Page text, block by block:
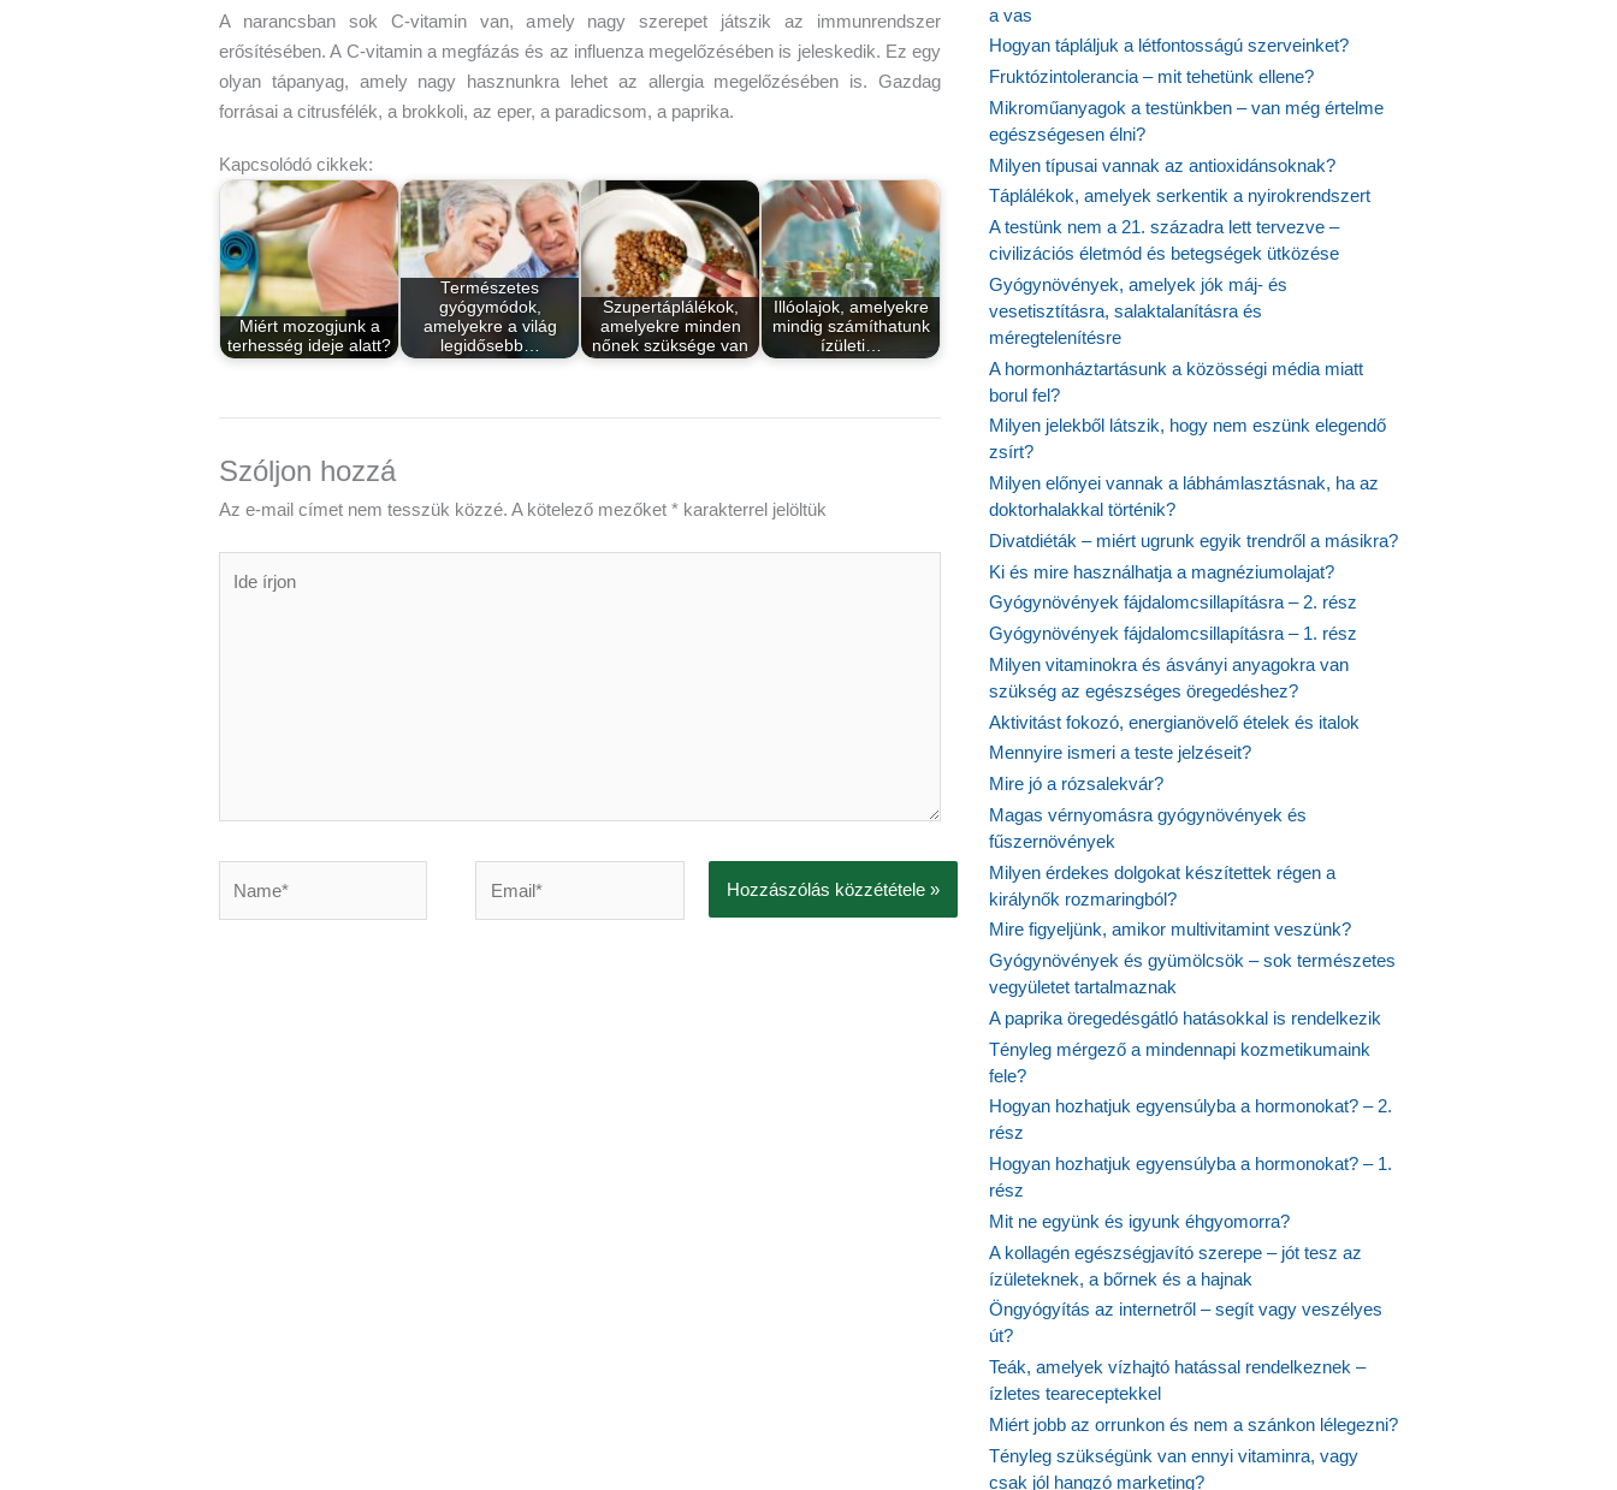
A narancsban sok C-vitamin van, amely nagy szerepet játszik az immunrendszer
erősítésében. A C-vitamin a megfázás és az influenza megelőzésében is jeleskedik. Ez egy
olyan tápanyag, amely nagy hasznunkra lehet az allergia megelőzésében is. Gazdag
forrásai a citrusfélék, a brokkoli, az eper, a paradicsom, a paprika.
Kapcsolódó cikkek:
Miért mozogjunk a
terhesség ideje alatt?
Természetes
gyógymódok,
amelyekre a világ
legidősebb…
Szupertáplálékok,
amelyekre minden
nőnek szüksége van
Illóolajok, amelyekre
mindig számíthatunk
ízületi…
Szóljon hozzá
Az e-mail címet nem tesszük közzé. A kötelező mezőket * karakterrel jelöltük
a vas
Hogyan tápláljuk a létfontosságú szerveinket?
Fruktózintolerancia – mit tehetünk ellene?
Mikroműanyagok a testünkben – van még értelme
egészségesen élni?
Milyen típusai vannak az antioxidánsoknak?
Táplálékok, amelyek serkentik a nyirokrendszert
A testünk nem a 21. századra lett tervezve –
civilizációs életmód és betegségek ütközése
Gyógynövények, amelyek jók máj- és
vesetisztításra, salaktalanításra és
méregtelenítésre
A hormonháztartásunk a közösségi média miatt
borul fel?
Milyen jelekből látszik, hogy nem eszünk elegendő
zsírt?
Milyen előnyei vannak a lábhámlasztásnak, ha az
doktorhalakkal történik?
Divatdiéták – miért ugrunk egyik trendről a másikra?
Ki és mire használhatja a magnéziumolajat?
Gyógynövények fájdalomcsillapításra – 2. rész
Gyógynövények fájdalomcsillapításra – 1. rész
Milyen vitaminokra és ásványi anyagokra van
szükség az egészséges öregedéshez?
Aktivitást fokozó, energianövelő ételek és italok
Mennyire ismeri a teste jelzéseit?
Mire jó a rózsalekvár?
Magas vérnyomásra gyógynövények és
fűszernövények
Milyen érdekes dolgokat készítettek régen a
királynők rozmaringból?
Mire figyeljünk, amikor multivitamint veszünk?
Gyógynövények és gyümölcsök – sok természetes
vegyületet tartalmaznak
A paprika öregedésgátló hatásokkal is rendelkezik
Tényleg mérgező a mindennapi kozmetikumaink
fele?
Hogyan hozhatjuk egyensúlyba a hormonokat? – 2.
rész
Hogyan hozhatjuk egyensúlyba a hormonokat? – 1.
rész
Mit ne együnk és igyunk éhgyomorra?
A kollagén egészségjavító szerepe – jót tesz az
ízületeknek, a bőrnek és a hajnak
Öngyógyítás az internetről – segít vagy veszélyes
út?
Teák, amelyek vízhajtó hatással rendelkeznek –
ízletes teareceptekkel
Miért jobb az orrunkon és nem a szánkon lélegezni?
Tényleg szükségünk van ennyi vitaminra, vagy
csak jól hangzó marketing?